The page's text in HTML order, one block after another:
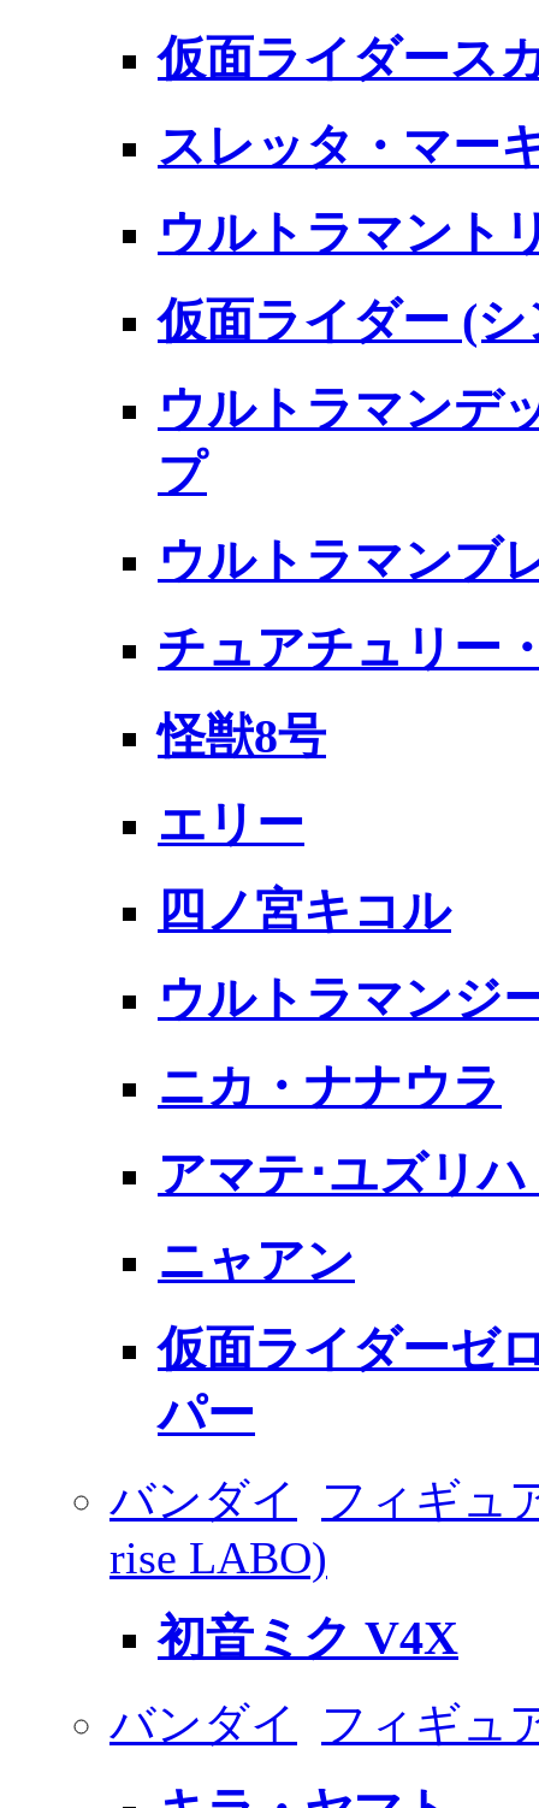
仮面ライダース
スレッタ・マー
ウルトラマント
仮面ライダー (
ウルトラマンデ
プ
ウルトラマンブ
チュアチュリー
怪獣8号
エリー
四ノ宮キコル
ウルトラマンジ
ニカ・ナナウラ
アマテ･ユズリ
ニャアン
仮面ライダーゼ
パー
バンダイ
フィギュ
rise LABO)
初音ミク V4X
バンダイ フィギュ